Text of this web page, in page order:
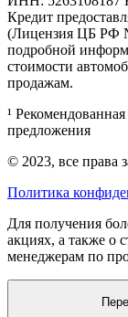
Кредит
(Лицензия ЦБ РФ
подробной
стоимости
продажам.
¹
предложения
© 2023, все права
Политика
Для получения
акциях, а также о
менеджерам по